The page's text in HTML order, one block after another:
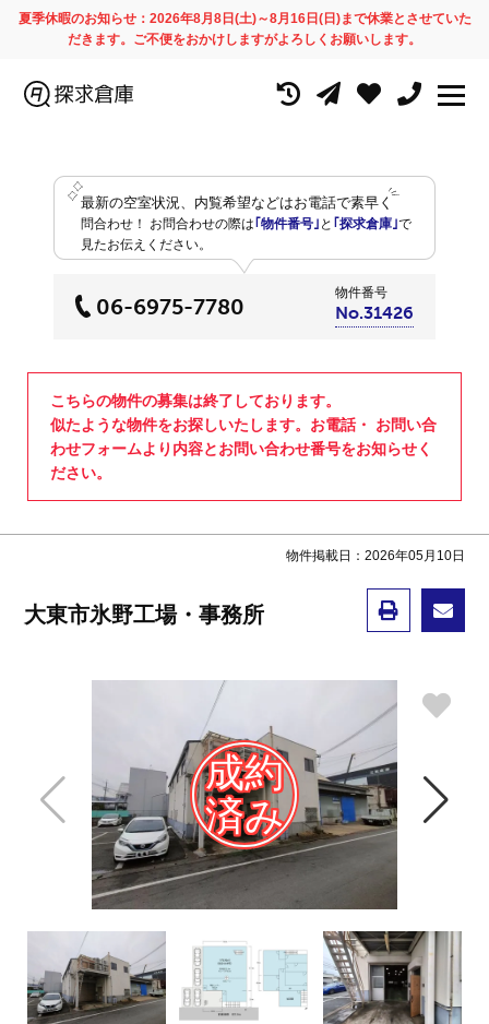
夏季休暇のお知らせ：2026年8月8日(土)～8月16日(日)まで休業とさせていた
だきます。ご不便をおかけしますがよろしくお願いします。
最新の空室状況、内覧希望などはお電話で素早く
問合わせ！ お問合わせの際は ｢物件番号｣ と ｢探求倉庫｣で
見たお伝えください。
06-6975-7780
物件番号
No.31426
こちらの物件の募集は終了しております。
似たような物件をお探しいたします。お電話・ お問い合
わせフォームより内容とお問い合わせ番号をお知らせく
ださい。
物件掲載日：2026年05月10日
大東市氷野工場・事務所